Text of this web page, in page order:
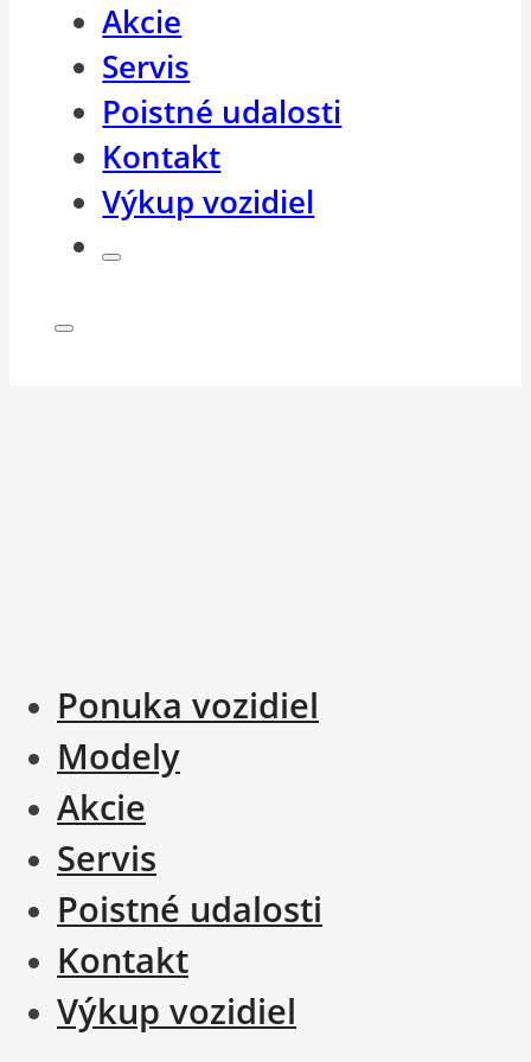
Akcie
Servis
Poistné udalosti
Kontakt
Výkup vozidiel
Ponuka vozidiel
Modely
Akcie
Servis
Poistné udalosti
Kontakt
Výkup vozidiel